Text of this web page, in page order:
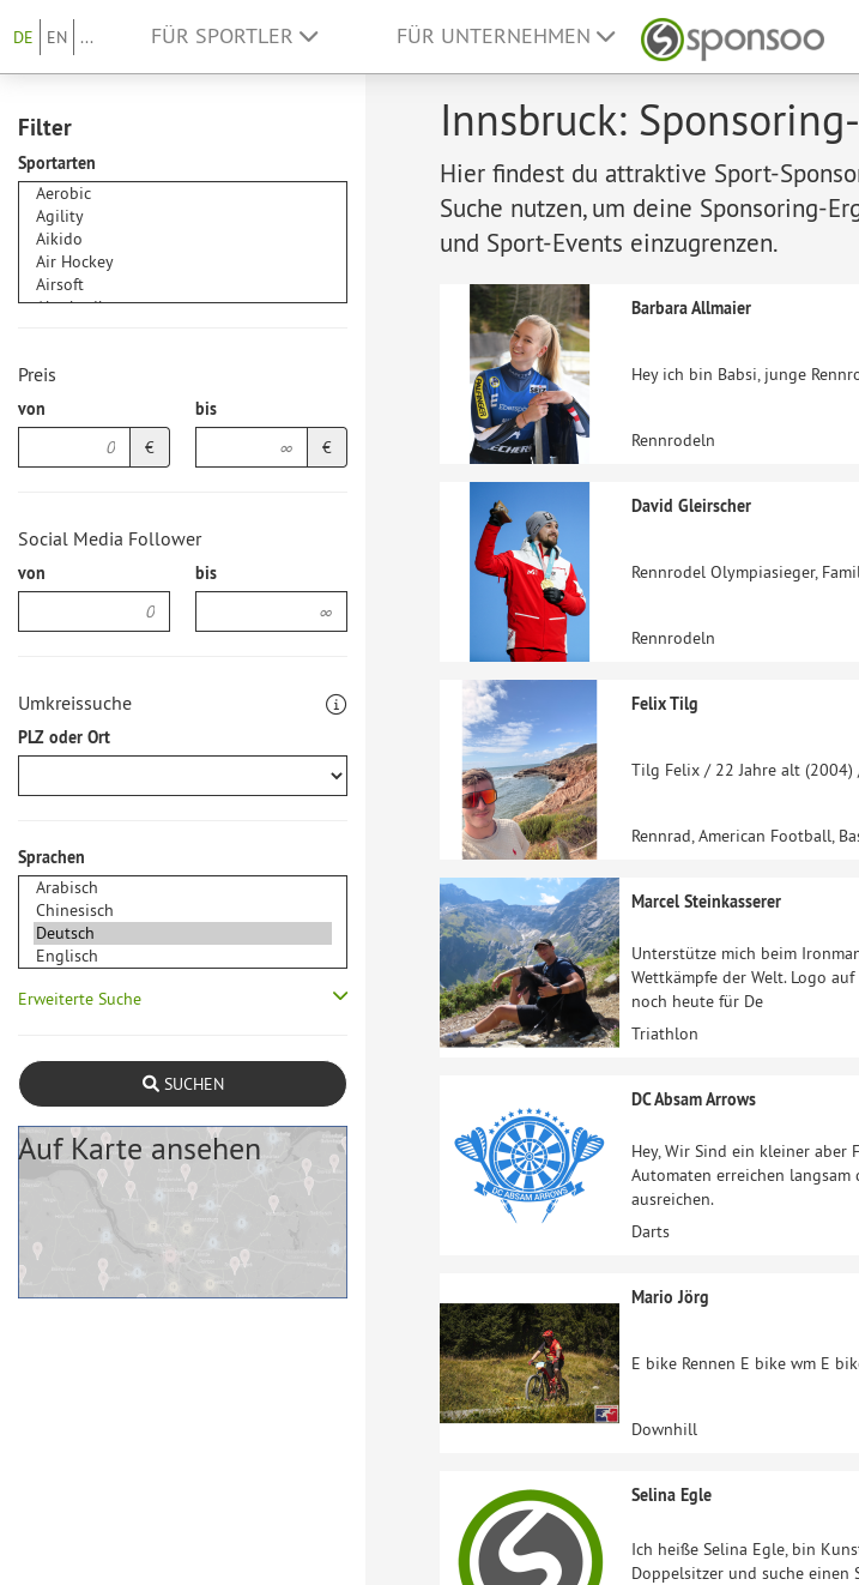
DE EN ... FÜR SPORTLER FÜR UNTERNEHMEN
Filter
Sportarten
Preis
von
€
bis
€
Social Media Follower
von bis
Umkreissuche
PLZ oder Ort
Sprachen
Erweiterte Suche
SUCHEN
Auf Karte ansehen
Innsbruck:
Hier findest du attraktive Sport-
Suche nutzen, um deine Sponsoring-
und Sport-Events einzugrenzen.
Barbara Allmaier
Hey ich bin Babsi, junge
Rennrodeln
David Gleirscher
Rennrodel Olympiasieger,
Rennrodeln
Felix Tilg
Tilg Felix / 22 Jahre alt
Rennrad, American Football,
Marcel Steinkasserer
Unterstütze mich beim
Wettkämpfe der Welt. Logo
noch heute für De
Triathlon
DC Absam Arrows
Hey, Wir Sind ein kleiner aber
Automaten erreichen
ausreichen.
Darts
Mario Jörg
E bike Rennen E bike wm E
Downhill
Selina Egle
Ich heiße Selina Egle, bin
Doppelsitzer und suche einen